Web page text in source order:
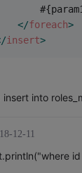
</foreach>
insert>
insert into
12-11